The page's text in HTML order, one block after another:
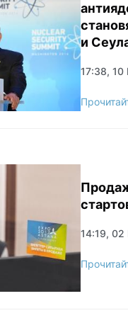
и
17:38, 10
14:19, 02